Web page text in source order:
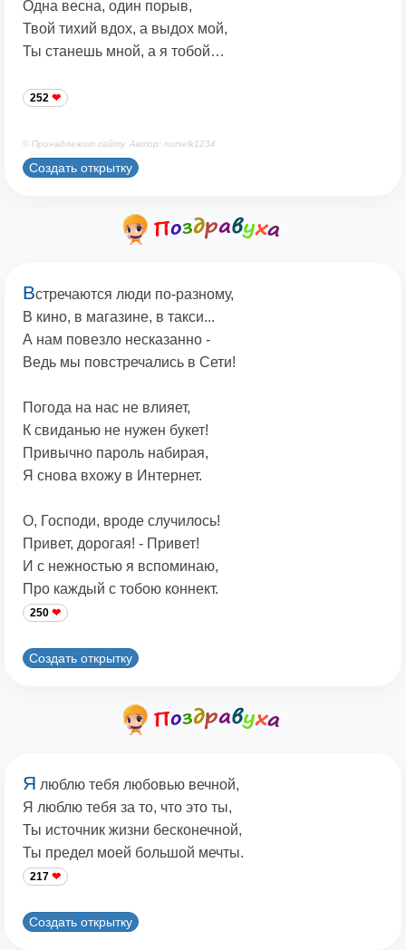
Одна весна, один порыв,
Твой тихий вдох, а выдох мой,
Ты станешь мной, а я тобой…
252
© Принадлежит сайту. Автор: nurselk1234
Создать открытку
Встречаются люди по-разному,
В кино, в магазине, в такси...
А нам повезло несказанно -
Ведь мы повстречались в Сети!
Погода на нас не влияет,
К свиданью не нужен букет!
Привычно пароль набирая,
Я снова вхожу в Интернет.
О, Господи, вроде случилось!
Привет, дорогая! - Привет!
И с нежностью я вспоминаю,
Про каждый с тобою коннект.
250
Создать открытку
Я люблю тебя любовью вечной,
Я люблю тебя за то, что это ты,
Ты источник жизни бесконечной,
Ты предел моей большой мечты.
217
Создать открытку